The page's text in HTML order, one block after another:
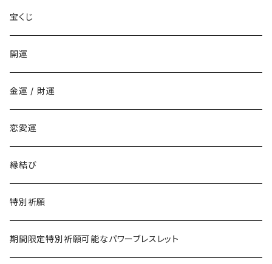
職場でいじめられたくない
恋愛でライバルに勝ちたい
子年
丑年
寅年
卯年
辰年
巳年
午年
宝くじ
開運
金運 / 財運
恋愛運
縁結び
特別祈願
期間限定特別祈願可能なパワーブレスレット